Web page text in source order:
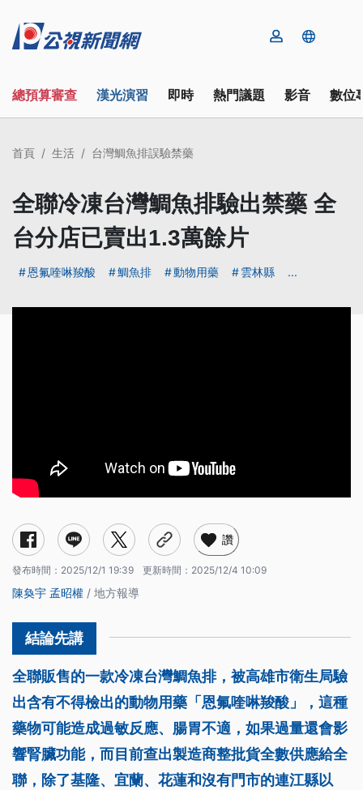
總預算審查 漢光演習 即時 熱門議題 影音 數位
首頁 生活 台灣鯛魚排誤驗禁藥
全聯冷凍台灣鯛魚排驗出禁藥 全
台分店已賣出1.3萬餘片
恩氟喹啉羧酸 鯛魚排 動物用藥 雲林縣 ...
讚
發布時間： 2025/12/1 19:39 更新時間： 2025/12/4 10:09
陳奐宇 孟昭權 / 地方報導
全聯販售的一款冷凍台灣鯛魚排，被高雄市衛生局驗
出含有不得檢出的動物用藥「恩氟喹啉羧酸」，這種
藥物可能造成過敏反應、腸胃不適，如果過量還會影
響腎臟功能，而目前查出製造商整批貨全數供應給全
聯，除了基隆、宜蘭、花蓮和沒有門市的連江縣以